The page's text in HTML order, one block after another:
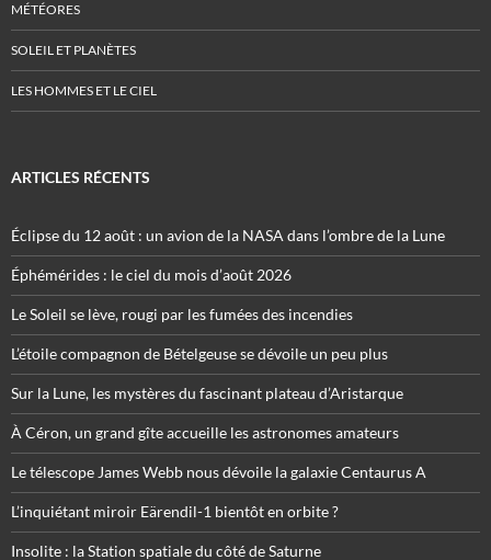
MÉTÉORES
SOLEIL ET PLANÈTES
LES HOMMES ET LE CIEL
ARTICLES RÉCENTS
Éclipse du 12 août : un avion de la NASA dans l’ombre de la Lune
Éphémérides : le ciel du mois d’août 2026
Le Soleil se lève, rougi par les fumées des incendies
L’étoile compagnon de Bételgeuse se dévoile un peu plus
Sur la Lune, les mystères du fascinant plateau d’Aristarque
À Céron, un grand gîte accueille les astronomes amateurs
Le télescope James Webb nous dévoile la galaxie Centaurus A
L’inquiétant miroir Eärendil-1 bientôt en orbite ?
Insolite : la Station spatiale du côté de Saturne